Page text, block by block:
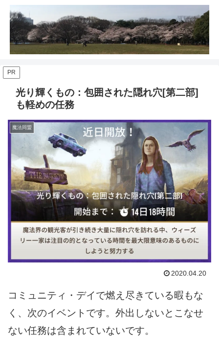
PR
光り輝くもの：包囲された隠れ穴[第二部]
も軽めの任務
魔法同盟
2020.04.20
コミュニティ・デイで燃え尽きている暇もな
く、次のイベントです。外出しないとこなせ
ない任務は含まれていないです。